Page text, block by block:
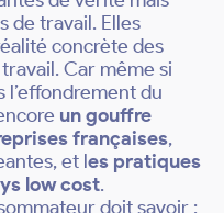
de travail. Elles
concrète des
Car même si
du
un gouffre
françaises,
et les pratiques
low cost.
doit savoir ;